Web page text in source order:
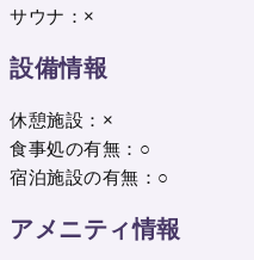
サウナ：×
設備情報
休憩施設：×
食事処の有無：○
宿泊施設の有無：○
アメニティ情報